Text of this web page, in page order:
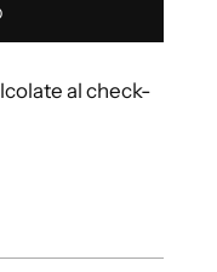
al check-